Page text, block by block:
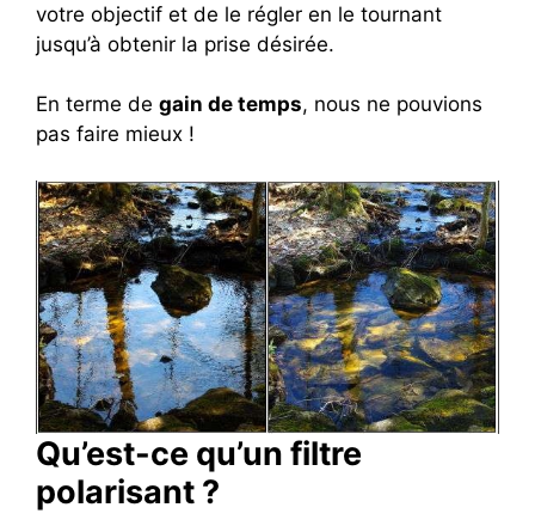
votre objectif et de le régler en le tournant
jusqu’à obtenir la prise désirée.
En terme de gain de temps, nous ne pouvions
pas faire mieux !
Qu’est-ce qu’un filtre
polarisant ?